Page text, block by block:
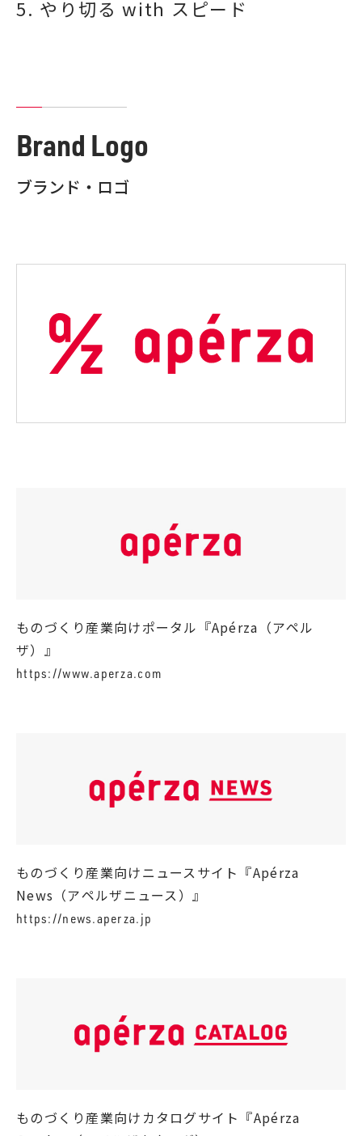
5. やり切る with スピード
Brand Logo
ブランド・ロゴ
ものづくり産業向けポータル『Apérza（アペル
ザ）』
https://www.aperza.com
ものづくり産業向けニュースサイト『Apérza
News（アペルザニュース）』
https://news.aperza.jp
ものづくり産業向けカタログサイト『Apérza